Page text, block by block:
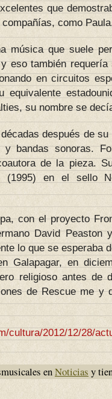
que
como
música que suele
eso también
en circuitos
su nombre se
después de
y bandas sonoras.
de la pieza.
en el sello
con el proyecto
David Peaston
lo que se esperaba
Galapagar, en
religioso antes de
de Rescue me y
cultura/2012/12/28/
enNoticias y